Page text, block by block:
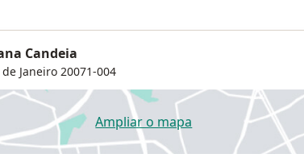
Candeia
de Janeiro 20071-004
Ampliar o mapaabre num novo separador